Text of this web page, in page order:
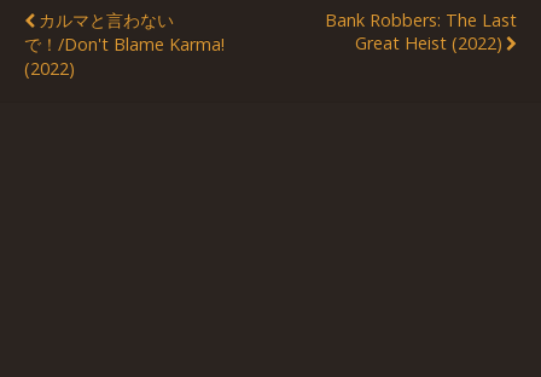
カルマと言わない
で！/Don't Blame Karma!
(2022)
Bank Robbers: The Last
Great Heist (2022)